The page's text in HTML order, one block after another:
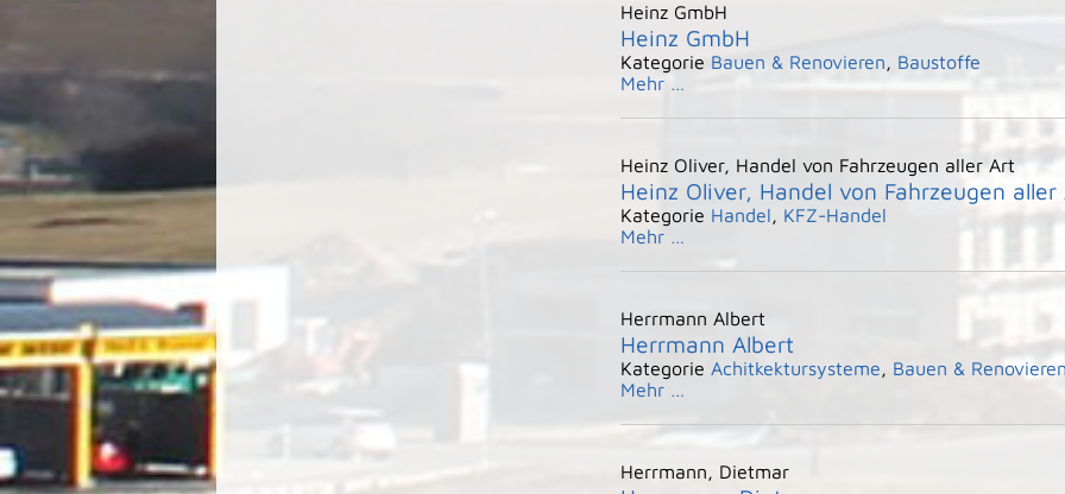
Heinz GmbH
Heinz GmbH
Kategorie Bauen & Renovieren, Baustoffe
Mehr …
Heinz Oliver, Handel von Fahrzeugen aller Art
Heinz Oliver, Handel von Fahrzeugen aller
Kategorie Handel, KFZ-Handel
Mehr …
Herrmann Albert
Herrmann Albert
Kategorie Achitkektursysteme, Bauen &
Mehr …
Herrmann, Dietmar